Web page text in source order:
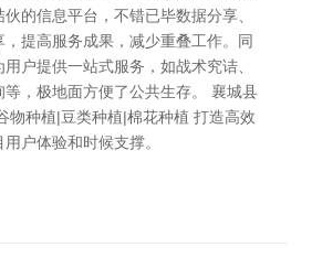
的信息平台，不错已毕数据分享、
提高服务成果，减少重叠工作。同
户提供一站式服务，如战术究诘、
，极地面方便了公共生存。 襄城县
物种植|豆类种植|棉花种植 打造高效
户体验和时候支撑。